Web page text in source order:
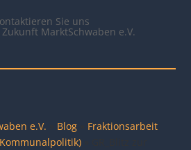
Sie uns
MarktSchwaben e.V.
e.V. Blog» Fraktionsarbeit